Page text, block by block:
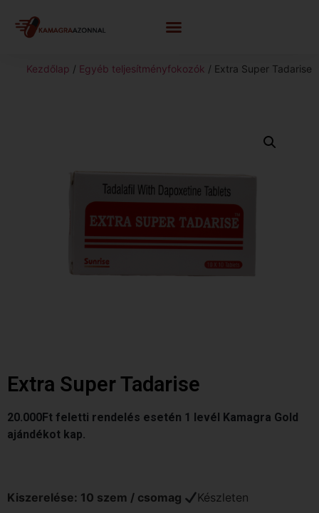
Kezdőlap / Egyéb teljesítményfokozók / Extra Super Tadarise
Extra Super Tadarise
20.000Ft feletti rendelés esetén 1 levél Kamagra Gold
ajándékot kap.
Kiszerelése: 10 szem / csomag Készleten